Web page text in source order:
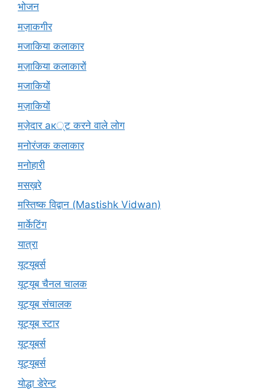
भोजन
मज़ाकगीर
मजाकिया कलाकार
मज़ाकिया कलाकारों
मजाकियों
मज़ाकियों
मज़ेदार ак्ट करने वाले लोग
मनोरंजक कलाकार
मनोहारी
मसख़रे
मस्तिष्क विद्वान (Mastishk Vidwan)
मार्केटिंग
यात्रा
यूटयूबर्स
यूट्यूब चैनल चालक
यूट्यूब संचालक
यूट्यूब स्टार
यूट्‍यूबर्स
यूट्यूबर्स
योद्धा डेरेन्ट